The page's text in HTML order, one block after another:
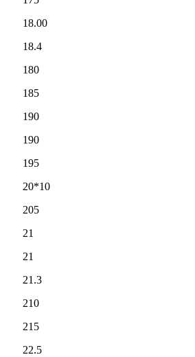
18.00
18.4
180
185
190
190
195
20*10
205
21
21
21.3
210
215
22.5